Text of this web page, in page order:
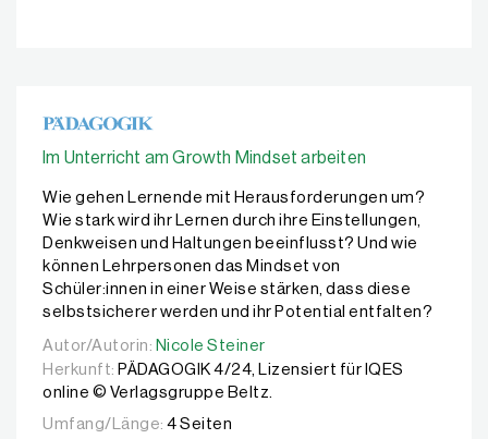
Im Unterricht am Growth Mindset arbeiten
Wie gehen Lernende mit Herausforderungen um?
Wie stark wird ihr Lernen durch ihre Einstellungen,
Denkweisen und Haltungen beeinflusst? Und wie
können Lehrpersonen das Mindset von
Schüler:innen in einer Weise stärken, dass diese
selbstsicherer werden und ihr Potential entfalten?
Autor/Autorin: Nicole Steiner
Autor/Autorin: Nicole Steiner
Herkunft: PÄDAGOGIK 4/24, Lizensiert für IQES
online © Verlagsgruppe Beltz.
Umfang/Länge: 4 Seiten